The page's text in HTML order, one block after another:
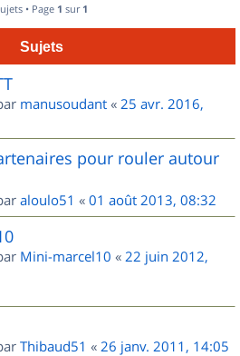
• Page 1 sur 1
Sujets
manusoudant « 25 avr. 2016,
pour rouler autour
aloulo51 « 01 août 2013, 08:32
Mini-marcel10 « 22 juin 2012,
Thibaud51 « 26 janv. 2011, 14:05